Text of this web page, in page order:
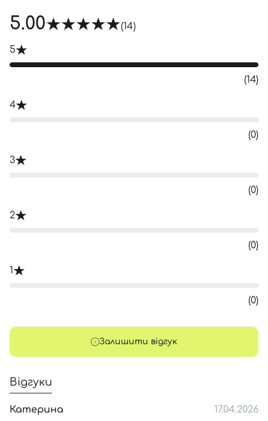
5.00 (14)
5
(14)
4
(0)
3
(0)
2
(0)
1
(0)
Залишити відгук
Відгуки
Катерина 17.04.2026